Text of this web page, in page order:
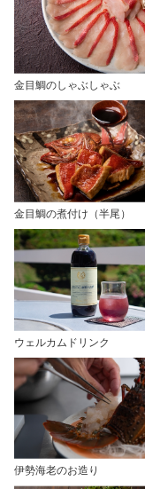
金目鯛のしゃぶしゃぶ
金目鯛の煮付け（半尾）
ウェルカムドリンク
伊勢海老のお造り